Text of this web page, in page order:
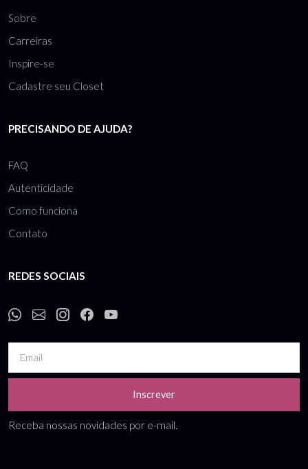
Sobre
Carreiras
Inspire-se
Cadastre seu Closet
PRECISANDO DE AJUDA?
FAQ
Autenticidade
Como funciona
Contato
REDES SOCIAIS
Inscrever
Receba nossas novidades por e-mail.